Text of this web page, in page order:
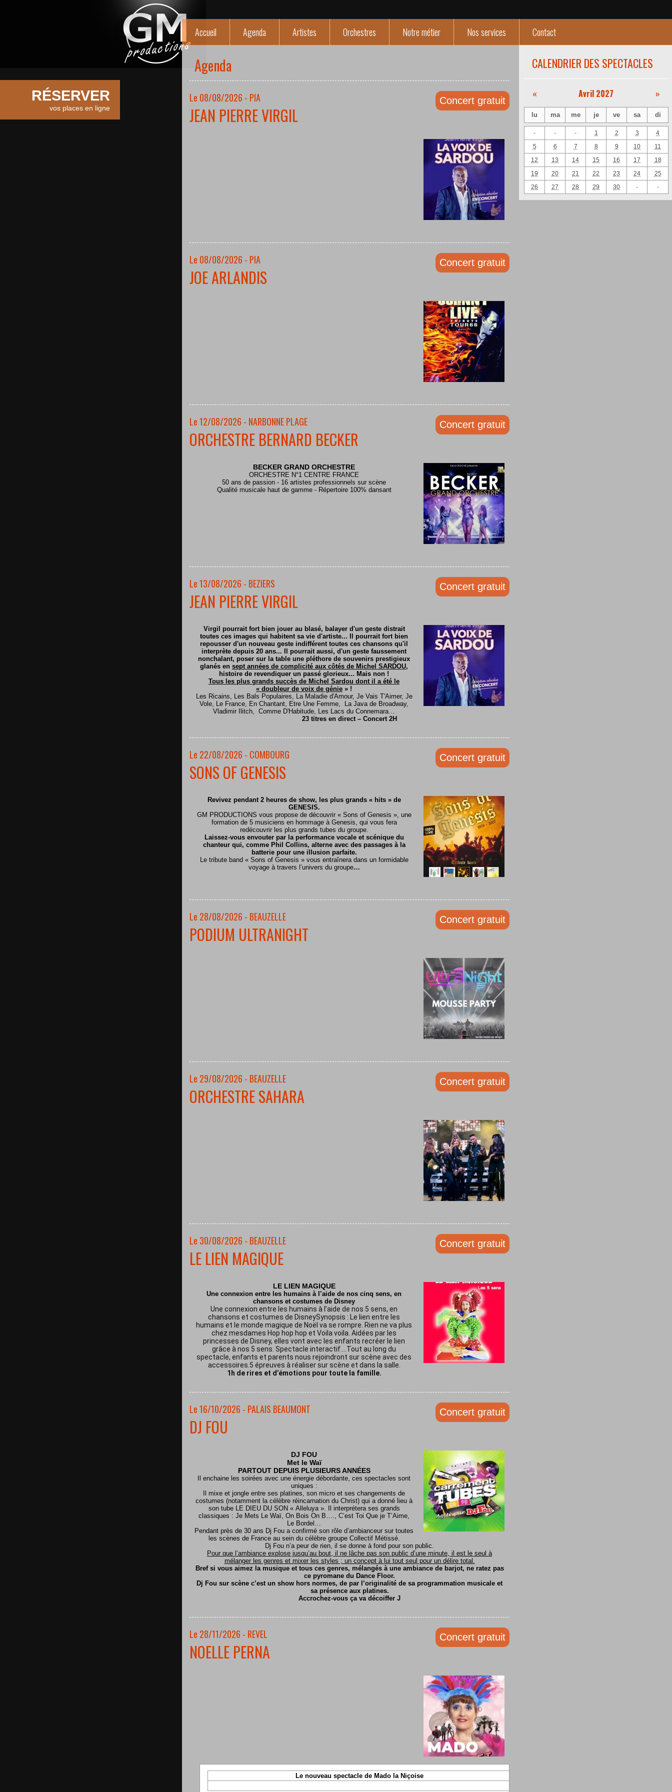
RÉSERVER
vos places en ligne
Accueil Agenda Artistes Orchestres Notre métier Nos services Contact
Agenda
Le 08/08/2026 - PIA
JEAN PIERRE VIRGIL
Concert gratuit
Le 08/08/2026 - PIA
JOE ARLANDIS
Concert gratuit
Le 12/08/2026 - NARBONNE PLAGE
ORCHESTRE BERNARD BECKER
Concert gratuit
BECKER GRAND ORCHESTRE
ORCHESTRE N°1 CENTRE FRANCE
50 ans de passion - 16 artistes professionnels sur scène
Qualité musicale haut de gamme - Répertoire 100% dansant
Le 13/08/2026 - BEZIERS
JEAN PIERRE VIRGIL
Concert gratuit
Virgil pourrait fort bien jouer au blasé, balayer d'un geste distrait
toutes ces images qui habitent sa vie d'artiste... Il pourrait fort bien
repousser d'un nouveau geste indifférent toutes ces chansons qu'il
interprète depuis 20 ans... Il pourrait aussi, d'un geste faussement
nonchalant, poser sur la table une pléthore de souvenirs prestigieux
glanés en sept années de complicité aux côtés de Michel SARDOU,
histoire de revendiquer un passé glorieux... Mais non !
Tous les plus grands succès de Michel Sardou dont il a été le
« doubleur de voix de génie » !
Les Ricains, Les Bals Populaires, La Maladie d'Amour, Je Vais T'Aimer, Je
Vole, Le France, En Chantant, Etre Une Femme, La Java de Broadway,
Vladimir Ilitch, Comme D'Habitude, Les Lacs du Connemara…
23 titres en direct – Concert 2H
Le 22/08/2026 - COMBOURG
SONS OF GENESIS
Concert gratuit
Revivez pendant 2 heures de show, les plus grands « hits » de
GENESIS.
GM PRODUCTIONS vous propose de découvrir « Sons of Genesis », une
formation de 5 musiciens en hommage à Genesis, qui vous fera
redécouvrir les plus grands tubes du groupe.
Laissez-vous envouter par la performance vocale et scénique du
chanteur qui, comme Phil Collins, alterne avec des passages à la
batterie pour une illusion parfaite.
Le tribute band « Sons of Genesis » vous entraînera dans un formidable
voyage à travers l’univers du groupe…
Le 28/08/2026 - BEAUZELLE
PODIUM ULTRANIGHT
Concert gratuit
Le 29/08/2026 - BEAUZELLE
ORCHESTRE SAHARA
Concert gratuit
Le 30/08/2026 - BEAUZELLE
LE LIEN MAGIQUE
Concert gratuit
LE LIEN MAGIQUE
Une connexion entre les humains à l’aide de nos cinq sens, en
chansons et costumes de Disney
Une connexion entre les humains à l’aide de nos 5 sens, en
chansons et costumes de DisneySynopsis : Le lien entre les
humains et le monde magique de Noël va se rompre. Rien ne va plus
chez mesdames Hop hop hop et Voila voila. Aidées par les
princesses de Disney, elles vont avec les enfants recréer le lien
grâce à nos 5 sens. Spectacle interactif.…Tout au long du
spectacle, enfants et parents nous rejoindront sur scène avec des
accessoires.5 épreuves à réaliser sur scène et dans la salle.
1h de rires et d’émotions pour toute la famille.
Le 16/10/2026 - PALAIS BEAUMONT
DJ FOU
Concert gratuit
DJ FOU
Met le Waï
PARTOUT DEPUIS PLUSIEURS ANNÉES
Il enchaine les soirées avec une énergie débordante, ces spectacles sont
uniques :
Il mixe et jongle entre ses platines, son micro et ses changements de
costumes (notamment la célèbre réincarnation du Christ) qui a donné lieu à
son tube LE DIEU DU SON « Alleluya ». Il interprétera ses grands
classiques : Je Mets Le Waï, On Bois On B…., C’est Toi Que je T’Aime,
Le Bordel…
Pendant près de 30 ans Dj Fou a confirmé son rôle d’ambianceur sur toutes
les scènes de France au sein du célèbre groupe Collectif Métissé.
Dj Fou n’a peur de rien, il se donne à fond pour son public.
Pour que l’ambiance explose jusqu’au bout, il ne lâche pas son public d’une minute, il est le seul à
mélanger les genres et mixer les styles ; un concept à lui tout seul pour un délire total.
Bref si vous aimez la musique et tous ces genres, mélangés à une ambiance de barjot, ne ratez pas
ce pyromane du Dance Floor.
Dj Fou sur scène c’est un show hors normes, de par l’originalité de sa programmation musicale et
sa présence aux platines.
Accrochez-vous ça va décoiffer J
Le 28/11/2026 - REVEL
NOELLE PERNA
Concert gratuit
Le nouveau spectacle de Mado la Niçoise
CALENDRIER DES SPECTACLES
« Avril 2027 »
lu ma me je ve sa di
- - - 1 2 3
4
5
6 7 8 9 10
11
12
13 14 15 16 17
18
19
20 21 22 23 24
25
26
27 28 29 30 - -